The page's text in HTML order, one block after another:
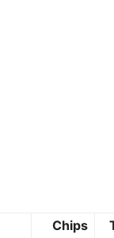
Chips